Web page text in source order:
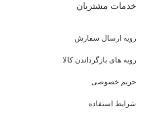
خدمات مشتریان
رویه ارسال سفارش
رویه های بازگرداندن کالا
حریم خصوصی
شرایط استفاده